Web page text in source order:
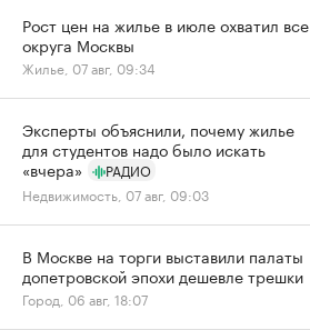
Рост цен на жилье в июле охватил все
округа Москвы
Жилье, 07 авг, 09:34
Эксперты объяснили, почему жилье
для студентов надо было искать
«вчера»
РАДИО
Недвижимость, 07 авг, 09:03
В Москве на торги выставили палаты
допетровской эпохи дешевле трешки
Город, 06 авг, 18:07